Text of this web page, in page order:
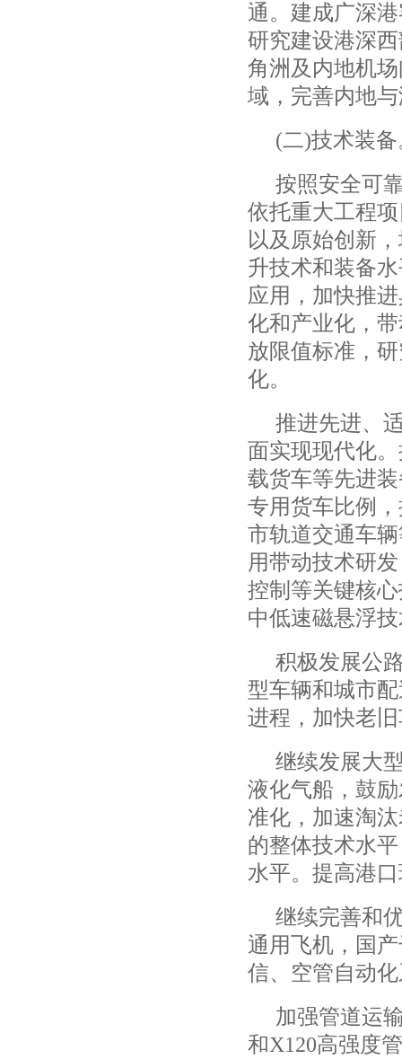
通。建成广深
研究建设港深
角洲及内地机
域，完善内地
(二)技术装备
按照安全可
依托重大工程
以及原始创新
升技术和装备
应用，加快推
化和产业化，
放限值标准，
化。
推进先进、
面实现现代化
载货车等先进
专用货车比例
市轨道交通车
用带动技术研
控制等关键核
中低速磁悬浮
积极发展公
型车辆和城市
进程，加快老
继续发展大
液化气船，鼓
准化，加速淘
的整体技术水
水平。提高港
继续完善和
通用飞机，国
信、空管自动
加强管道运
和X120高强度